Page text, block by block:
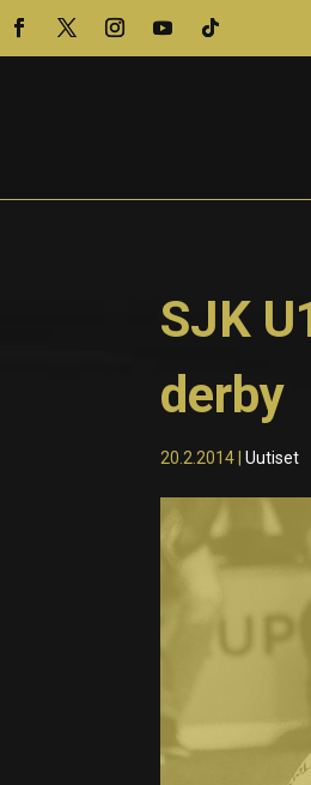
SJK
derby
20.2.2014 |Uutiset